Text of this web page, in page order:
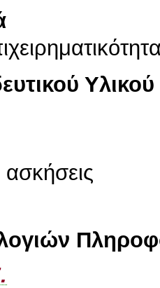
Υλικού
ασκήσεις